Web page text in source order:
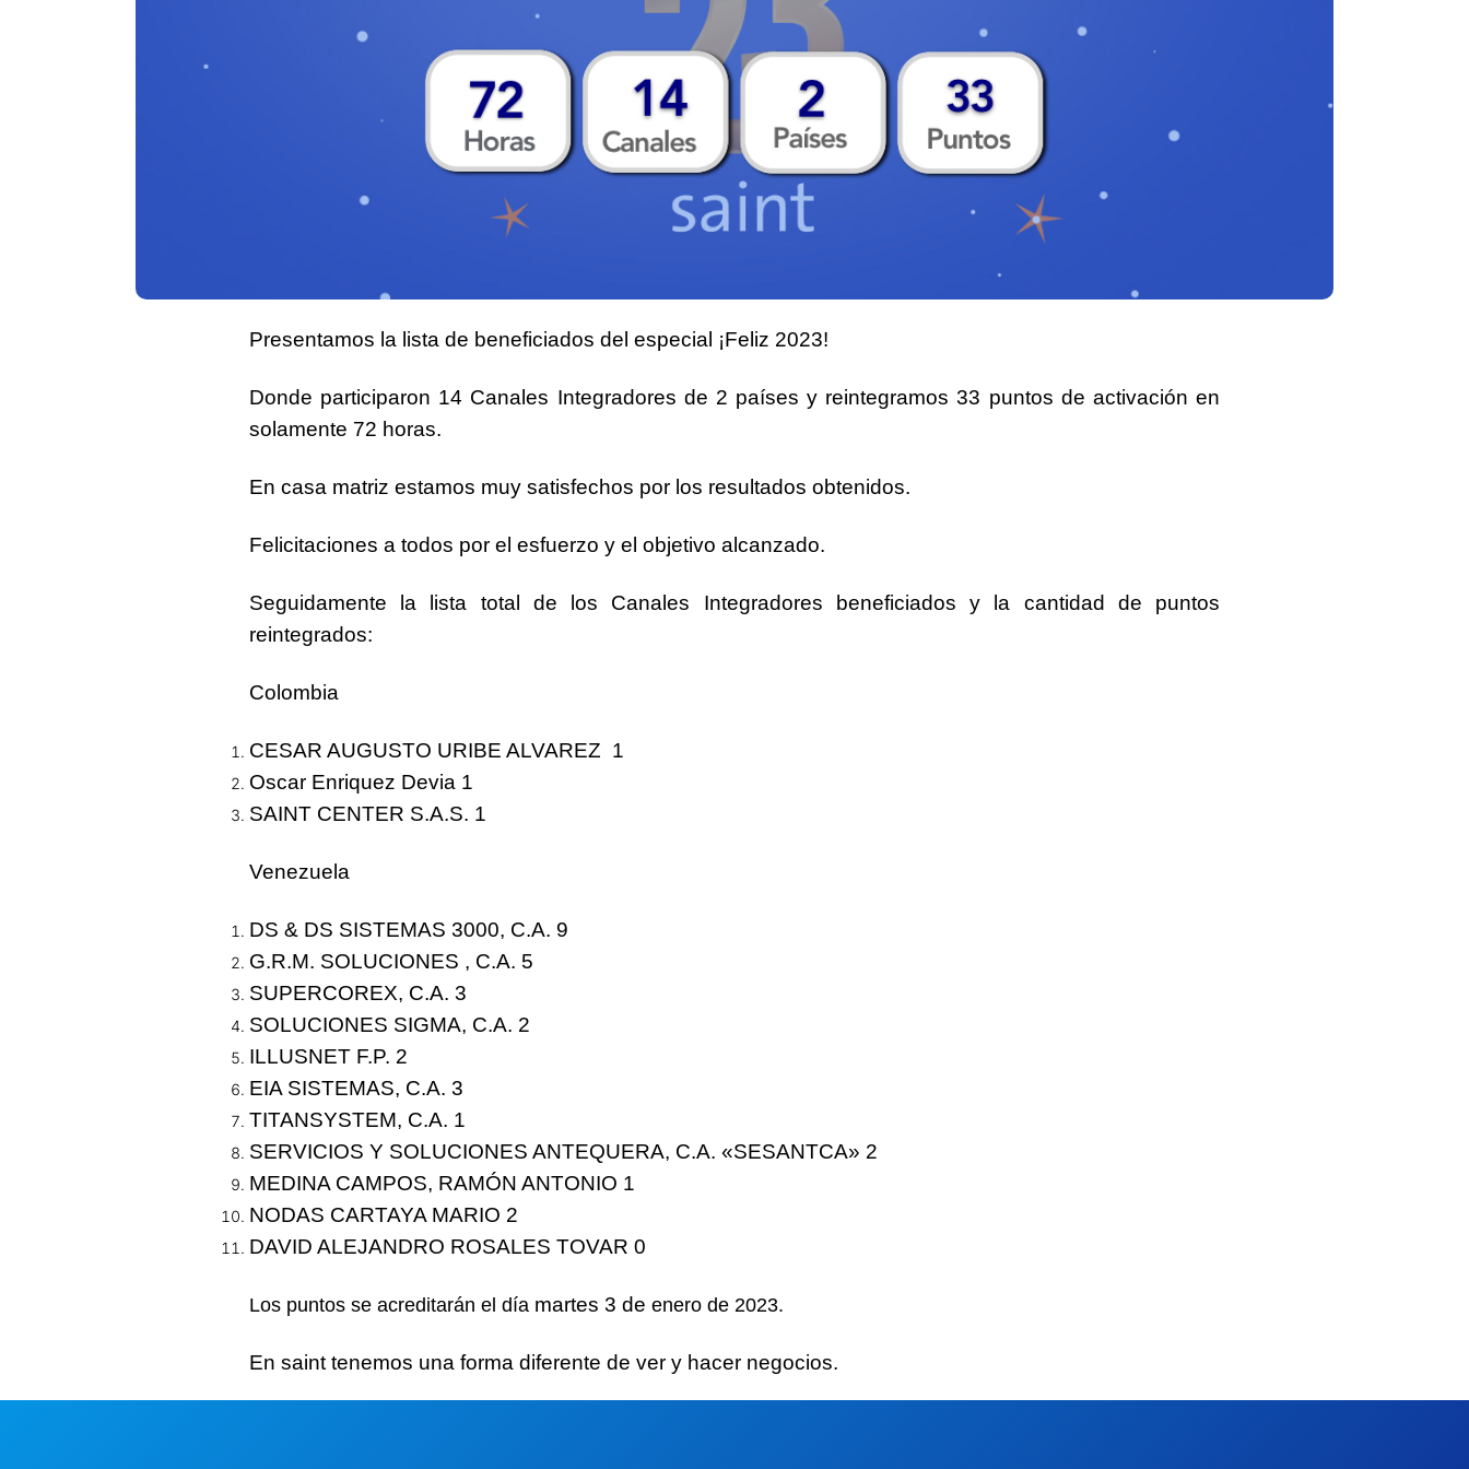
Presentamos la lista de beneficiados del especial ¡Feliz 2023!
Donde participaron 14 Canales Integradores de 2 países y reintegramos33 puntos de activación en
solamente 72 horas.
En casa matriz estamos muy satisfechos por los resultados obtenidos.
Felicitaciones a todos por el esfuerzo y el objetivo alcanzado.
Seguidamente la lista total de los Canales Integradores beneficiados y la cantidad de puntos
reintegrados:
Colombia
CESAR AUGUSTO URIBE ALVAREZ 1
Oscar Enriquez Devia 1
SAINT CENTER S.A.S. 1
Venezuela
DS & DS SISTEMAS 3000, C.A. 9
G.R.M. SOLUCIONES , C.A. 5
SUPERCOREX, C.A. 3
SOLUCIONES SIGMA, C.A. 2
ILLUSNET F.P. 2
EIA SISTEMAS, C.A. 3
TITANSYSTEM, C.A. 1
SERVICIOS Y SOLUCIONES ANTEQUERA, C.A. «SESANTCA» 2
MEDINA CAMPOS, RAMÓN ANTONIO 1
NODAS CARTAYA MARIO 2
DAVID ALEJANDRO ROSALES TOVAR 0
Los puntos se acreditarán el día martes 3 de enero de 2023.
En saint tenemos una forma diferente de ver y hacer negocios.